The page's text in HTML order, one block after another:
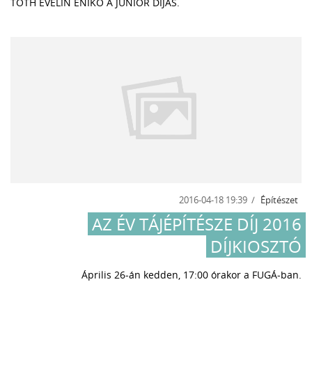
2016-04-18 19:39 Építészet
AZ ÉV TÁJÉPÍTÉSZE DÍJ 2016
DÍJKIOSZTÓ
Április 26-án kedden, 17:00 órakor a FUGÁ-ban.